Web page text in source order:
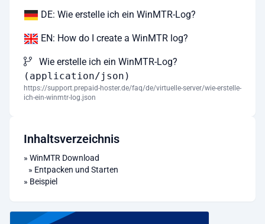
DE: Wie erstelle ich ein WinMTR-Log?
EN: How do I create a WinMTR log?
Wie erstelle ich ein WinMTR-Log?
(application/json)
https://support.prepaid-hoster.de/faq/de/virtuelle-server/wie-erstelle-
ich-ein-winmtr-log.json
Inhaltsverzeichnis
» WinMTR Download
» Entpacken und Starten
» Beispiel